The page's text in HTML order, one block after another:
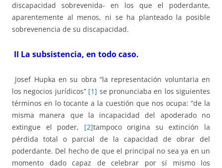
discapacidad sobrevenida- en los que el poderdante,
aparentemente al menos, ni se ha planteado la posible
sobrevenencia de su discapacidad.
II La subsistencia, en todo caso.
Josef Hupka en su obra “la representación voluntaria en
los negocios jurídicos” [1] se pronunciaba en los siguientes
términos en lo tocante a la cuestión que nos ocupa: “de la
misma manera que la incapacidad del apoderado no
extingue el poder, [2]tampoco origina su extinción la
pérdida total o parcial de la capacidad de obrar del
poderdante. Del hecho de que el principal no sea ya en un
momento dado capaz de celebrar por sí mismo los